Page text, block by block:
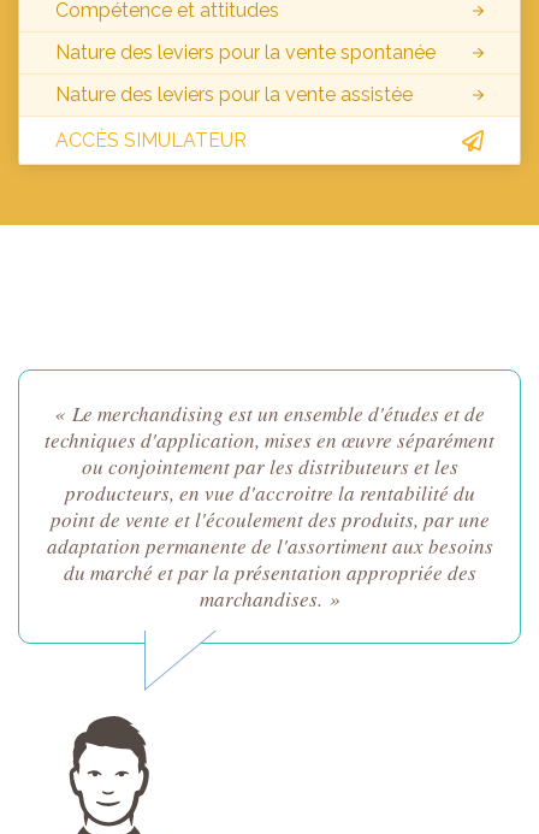
Compétence et attitudes
Nature des leviers pour la vente spontanée
Nature des leviers pour la vente assistée
ACCÈS SIMULATEUR
« Le merchandising est un ensemble d'études et de
techniques d'application, mises en œuvre séparément
ou conjointement par les distributeurs et les
producteurs, en vue d'accroitre la rentabilité du
point de vente et l'écoulement des produits, par une
adaptation permanente de l'assortiment aux besoins
du marché et par la présentation appropriée des
marchandises. »